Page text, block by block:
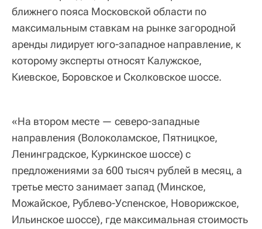
ближнего пояса Московской области по
максимальным ставкам на рынке загородной
аренды лидирует юго-западное направление, к
которому эксперты относят Калужское,
Киевское, Боровское и Сколковское шоссе.
«На втором месте — северо-западные
направления (Волоколамское, Пятницкое,
Ленинградское, Куркинское шоссе) с
предложениями за 600 тысяч рублей в месяц, а
третье место занимает запад (Минское,
Можайское, Рублево-Успенское, Новорижское,
Ильинское шоссе), где максимальная стоимость